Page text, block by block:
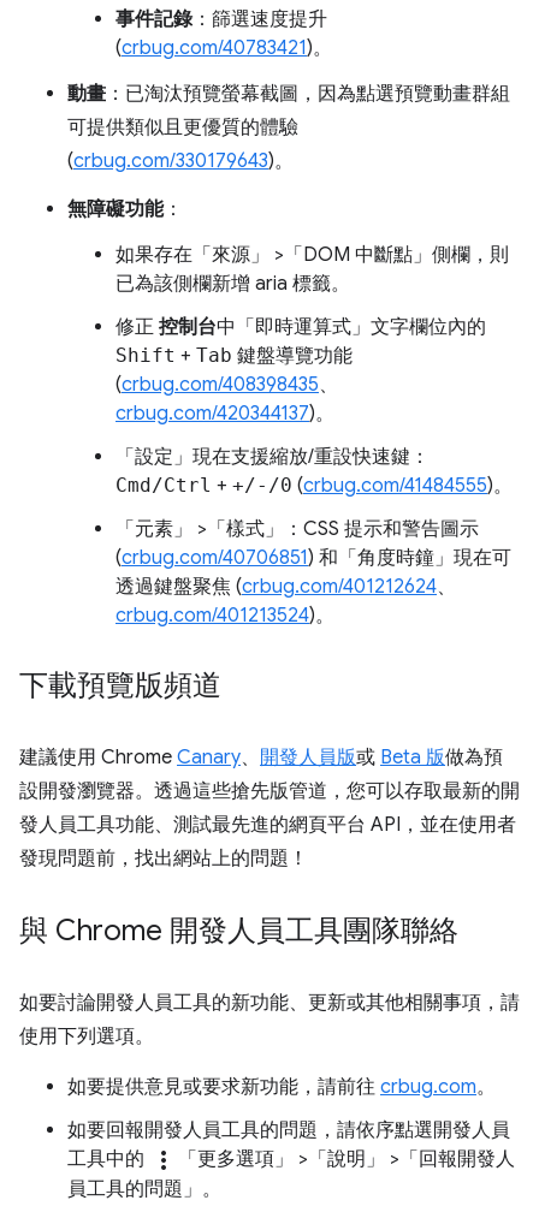
事件記錄：篩選速度提升
(crbug.com/40783421)。
動畫 ：已淘汰預覽螢幕截圖，因為點選預覽動畫群組
可提供類似且更優質的體驗
(crbug.com/330179643)。
無障礙功能：
如果存在「來源」
>「DOM 中斷點」 側欄，則
已為該側欄新增 aria 標籤。
修正 控制台中「即時運算式」 文字欄位內的
Shift + Tab 鍵盤導覽功能
(crbug.com/408398435、
crbug.com/420344137)。
「設定」 現在支援縮放/重設快速鍵：
Cmd/Ctrl + +/-/0 (crbug.com/41484555)。
「元素」
>「樣式」
：CSS 提示和警告圖示
(crbug.com/40706851) 和「角度時鐘」 現在可
透過鍵盤聚焦 (crbug.com/401212624、
crbug.com/401213524)。
下載預覽版頻道
建議使用 Chrome Canary、 開發人員版或 Beta 版做為預
設開發瀏覽器。透過這些搶先版管道，您可以存取最新的開
發人員工具功能、測試最先進的網頁平台 API，並在使用者
發現問題前，找出網站上的問題！
與 Chrome 開發人員工具團隊聯絡
如要討論開發人員工具的新功能、更新或其他相關事項，請
使用下列選項。
如要提供意見或要求新功能，請前往 crbug.com。
如要回報開發人員工具的問題，請依序點選開發人員
工具中的
more_vert 「更多選項」 >「說明」
>「回報開發人
員工具的問題」 。